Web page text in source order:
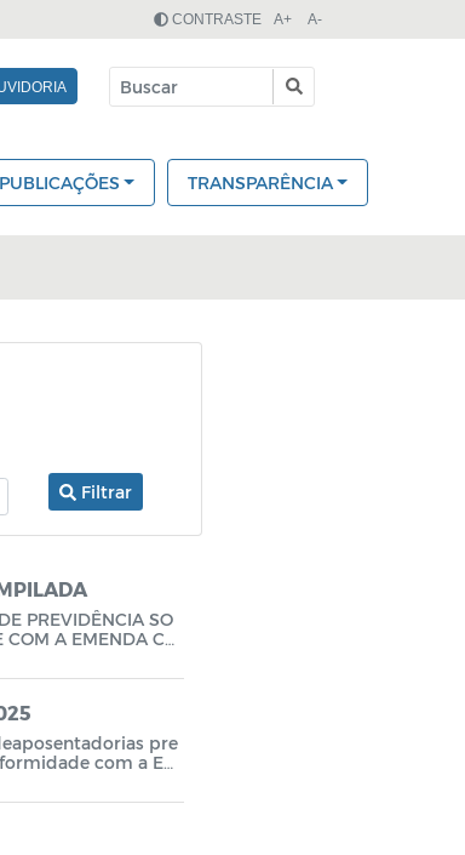
CONTRASTE A+ A-
PUBLICAÇÕES TRANSPARÊNCIA
Filtrar
PREVIDÊNCIA SO
A EMENDA CO
pre
com a Em
n.º 008/2021